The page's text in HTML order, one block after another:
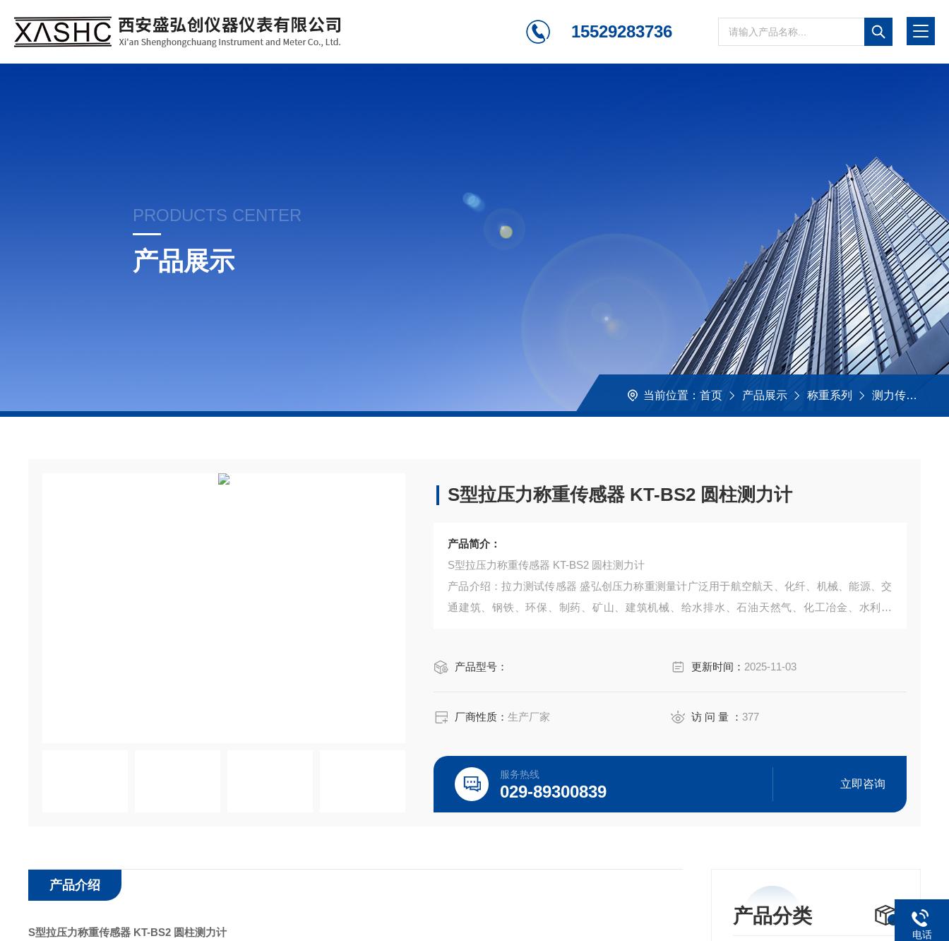
15529283736
PRODUCTS CENTER
产品展示
当前位置： 首页 产品展示 称重系列 测力传感器
S型拉压力称重传感器 KT-BS2 圆柱测力计
产品简介：
S型拉压力称重传感器 KT-BS2 圆柱测力计
产品介绍：拉力测试传感器 盛弘创压力称重测量计广泛用于航空航天、化纤、机械、能源、交
通建筑、钢铁、环保、制药、矿山、建筑机械、给水排水、石油天然气、化工冶金、水利电
产品型号：
更新时间： 2025-11-03
厂商性质：生产厂家 访 问 量 ：377
服务热线
029-89300839 立即咨询
产品分类
产品介绍
S型拉压力称重传感器 KT-BS2 圆柱测力计 电话